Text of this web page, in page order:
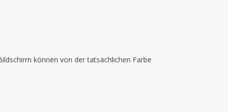
können von der tatsächlichen Farbe